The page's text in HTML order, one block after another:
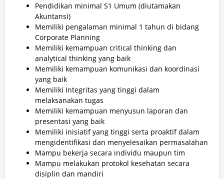
Pendidikan minimal S1 Umum (diutamakan
Akuntansi)
Memiliki pengalaman minimal 1 tahun di bidang
Corporate Planning
Memiliki kemampuan critical thinking dan
analytical thinking yang baik
Memiliki kemampuan komunikasi dan koordinasi
yang baik
Memiliki Integritas yang tinggi dalam
melaksanakan tugas
Memiliki kemampuan menyusun laporan dan
presentasi yang baik
Memiliki inisiatif yang tinggi serta proaktif dalam
mengidentifikasi dan menyelesaikan permasalahan
Mampu bekerja secara individu maupun tim
Mampu melakukan protokol kesehatan secara
disiplin dan mandiri